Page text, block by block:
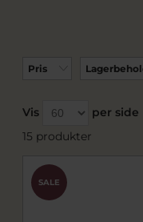
Pris
Vis
per side
15 produkter
SALE